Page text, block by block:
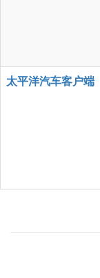
太平洋汽车客户端